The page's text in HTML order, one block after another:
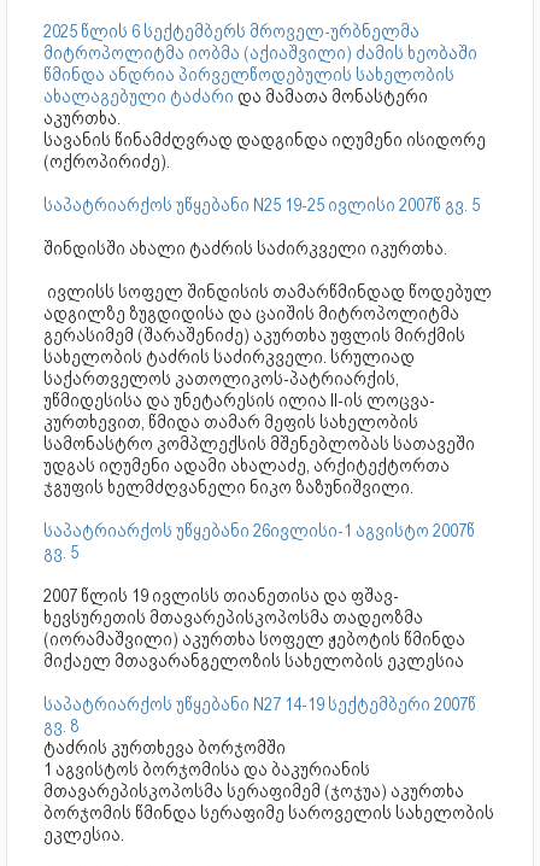
2025 წლის 6 სექტემბერს მროველ-ურბნელმა
მიტროპოლიტმა იობმა (აქიაშვილი) ძამის ხეობაში
წმინდა ანდრია პირველწოდებულის სახელობის
ახალაგებული ტაძარი და მამათა მონასტერი
აკურთხა.
სავანის წინამძღვრად დადგინდა იღუმენი ისიდორე
(ოქროპირიძე).
საპატრიარქოს უწყებანი N25 19-25 ივლისი 2007წ გვ. 5
შინდისში ახალი ტაძრის საძირკველი იკურთხა.
ივლისს სოფელ შინდისის თამარწმინდად წოდებულ
ადგილზე ზუგდიდისა და ცაიშის მიტროპოლიტმა
გერასიმემ (შარაშენიძე) აკურთხა უფლის მირქმის
სახელობის ტაძრის საძირკველი. სრულიად
საქართველოს კათოლიკოს-პატრიარქის,
უწმიდესისა და უნეტარესის ილია II-ის ლოცვა-
კურთხევით, წმიდა თამარ მეფის სახელობის
სამონასტრო კომპლექსის მშენებლობას სათავეში
უდგას იღუმენი ადამი ახალაძე, არქიტექტორთა
ჯგუფის ხელმძღვანელი ნიკო ზაზუნიშვილი.
საპატრიარქოს უწყებანი 26ივლისი-1 აგვისტო 2007წ
გვ. 5
2007 წლის 19 ივლისს თიანეთისა და ფშავ-
ხევსურეთის მთავარეპისკოპოსმა თადეოზმა
(იორამაშვილი) აკურთხა სოფელ ჟებოტის წმინდა
მიქაელ მთავარანგელოზის სახელობის ეკლესია
საპატრიარქოს უწყებანი N27 14-19 სექტემბერი 2007წ
გვ. 8
ტაძრის კურთხევა ბორჯომში
1 აგვისტოს ბორჯომისა და ბაკურიანის
მთავარეპისკოპოსმა სერაფიმემ (ჯოჯუა) აკურთხა
ბორჯომის წმინდა სერაფიმე საროველის სახელობის
ეკლესია.